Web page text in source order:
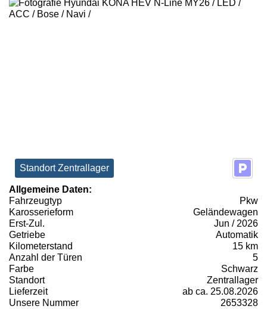
Standort Zentrallager
Allgemeine Daten:
Fahrzeugtyp
Pkw
Karosserieform
Geländewagen
Erst-Zul.
Jun / 2026
Getriebe
Automatik
Kilometerstand
15 km
Anzahl der Türen
5
Farbe
Schwarz
Standort
Zentrallager
Lieferzeit
ab ca. 25.08.2026
Unsere Nummer
2653328